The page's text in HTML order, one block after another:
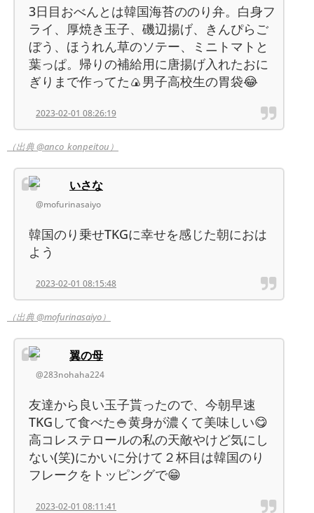
3日目おべんとは韓国海苔ののり弁。白身フ
ライ、厚焼き玉子、磯辺揚げ、きんぴらご
ぼう、ほうれん草のソテー、ミニトマトと
葉っぱ。帰りの補給用に唐揚げ入れたおに
ぎりまで作ってた🍙男子高校生の胃袋😂
2023-02-01 08:26:19
（出典 @anco_konpeitou）
いさな
@mofurinasaiyo
韓国のり乗せTKGに幸せを感じた朝におは
よう
2023-02-01 08:15:48
（出典 @mofurinasaiyo）
翼の母
@283nohaha224
友達から良い玉子貰ったので、今朝早速
TKGして食べた🍚黄身が濃くて美味しい😋
高コレステロールの私の天敵やけど気にし
ない(笑)にかいに分けて２杯目は韓国のり
フレークをトッピングで😁
2023-02-01 08:11:41